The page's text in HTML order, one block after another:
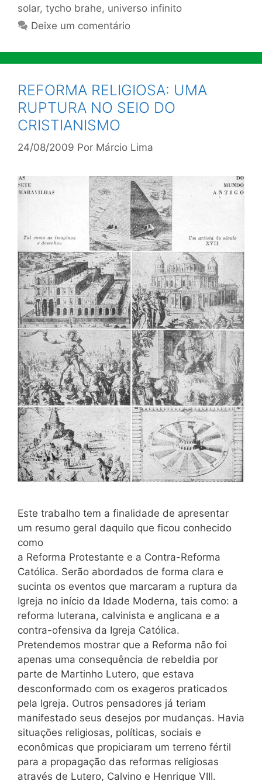
solar, tycho brahe, universo infinito
Deixe um comentário
REFORMA RELIGIOSA: UMA
RUPTURA NO SEIO DO
CRISTIANISMO
24/08/2009 Por Márcio Lima
Este trabalho tem a finalidade de apresentar
um resumo geral daquilo que ficou conhecido
como
a Reforma Protestante e a Contra-Reforma
Católica. Serão abordados de forma clara e
sucinta os eventos que marcaram a ruptura da
Igreja no início da Idade Moderna, tais como: a
reforma luterana, calvinista e anglicana e a
contra-ofensiva da Igreja Católica.
Pretendemos mostrar que a Reforma não foi
apenas uma consequência de rebeldia por
parte de Martinho Lutero, que estava
desconformado com os exageros praticados
pela Igreja. Outros pensadores já teriam
manifestado seus desejos por mudanças. Havia
situações religiosas, políticas, sociais e
econômicas que propiciaram um terreno fértil
para a propagação das reformas religiosas
através de Lutero, Calvino e Henrique VIII.